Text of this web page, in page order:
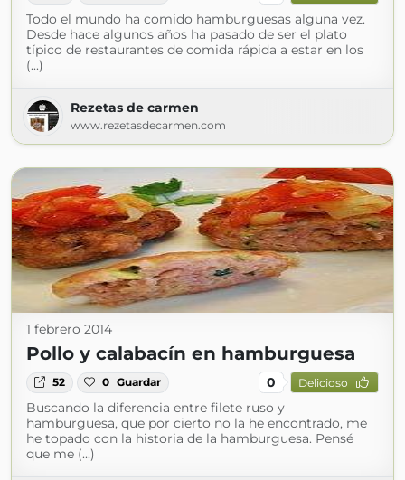
Todo el mundo ha comido hamburguesas alguna vez.
Desde hace algunos años ha pasado de ser el plato
típico de restaurantes de comida rápida a estar en los
(...)
Rezetas de carmen
www.rezetasdecarmen.com
1 febrero 2014
Pollo y calabacín en hamburguesa
52 0 Guardar 0 Delicioso
Buscando la diferencia entre filete ruso y
hamburguesa, que por cierto no la he encontrado, me
he topado con la historia de la hamburguesa. Pensé
que me (...)